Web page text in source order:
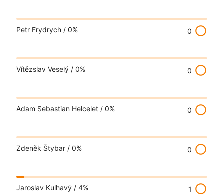
Petr Frydrych / 0% 0 radio_button_unchecked
Vítězslav Veselý / 0% 0 radio_button_unchecked
Adam Sebastian Helcelet / 0% 0 radio_button_unchecked
Zdeněk Štybar / 0% 0 radio_button_unchecked
Jaroslav Kulhavý / 4% 1 radio_button_unchecked